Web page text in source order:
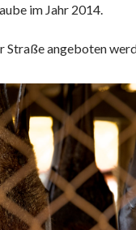
im Jahr 2014.
Straße angeboten